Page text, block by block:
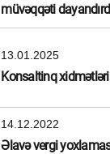
müvəqqəti
13.01.2025
Konsaltinq
14.12.2022
Əlavə vergi